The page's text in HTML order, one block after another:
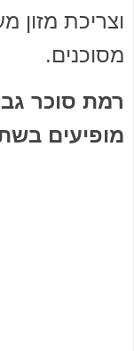
וצריכת מזון
מסוכנים.
רמת סוכר
מופיעים